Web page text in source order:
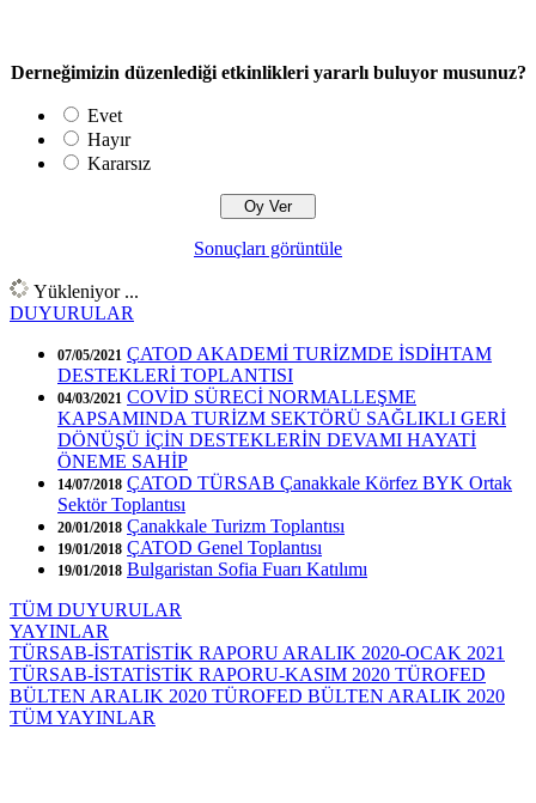
Derneğimizin düzenlediği etkinlikleri yararlı buluyor musunuz?
Evet
Hayır
Kararsız
Sonuçları görüntüle
Yükleniyor ...
DUYURULAR
07/05/2021 ÇATOD AKADEMİ TURİZMDE İSDİHTAM
DESTEKLERİ TOPLANTISI
04/03/2021 COVİD SÜRECİ NORMALLEŞME
KAPSAMINDA TURİZM SEKTÖRÜ SAĞLIKLI GERİ
DÖNÜŞÜ İÇİN DESTEKLERİN DEVAMI HAYATİ
ÖNEME SAHİP
14/07/2018 ÇATOD TÜRSAB Çanakkale Körfez BYK Ortak
Sektör Toplantısı
20/01/2018 Çanakkale Turizm Toplantısı
19/01/2018 ÇATOD Genel Toplantısı
19/01/2018 Bulgaristan Sofia Fuarı Katılımı
TÜM DUYURULAR
YAYINLAR
TÜRSAB-İSTATİSTİK RAPORU ARALIK 2020-OCAK 2021
TÜRSAB-İSTATİSTİK RAPORU-KASIM 2020 TÜROFED
BÜLTEN ARALIK 2020 TÜROFED BÜLTEN ARALIK 2020
TÜM YAYINLAR